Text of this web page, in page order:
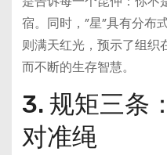
宿。同时，”星”具有分
则满天红光，预示了组织
而不断的生存智慧。
3. 规矩三条
对准绳